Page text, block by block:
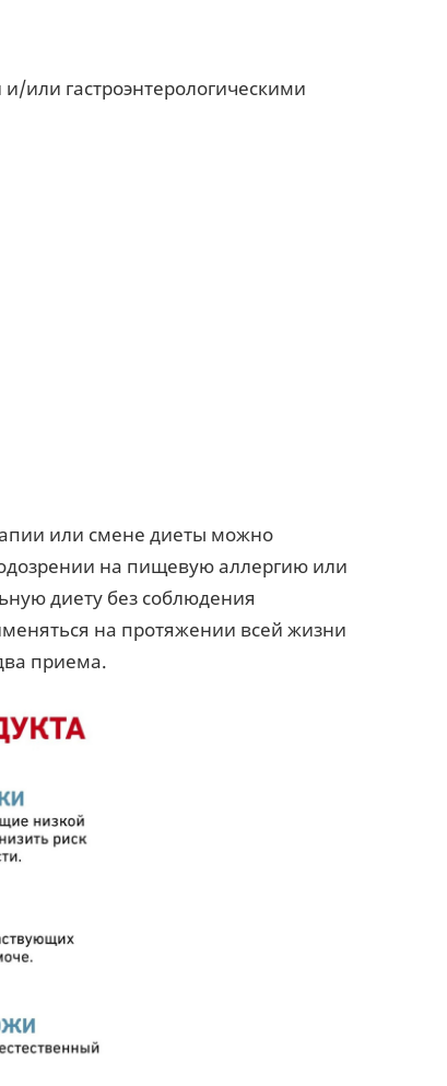
или гастроэнтерологическими
или смене диеты можно
на пищевую аллергию или
диету без соблюдения
на протяжении всей жизни
приема.